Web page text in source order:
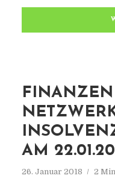
AM
26. Januar 2018 2